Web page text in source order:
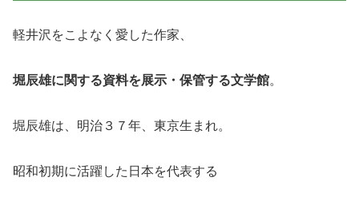
軽井沢をこよなく愛した作家、
堀辰雄に関する資料を展示・保管する文学館。
堀辰雄は、明治３７年、東京生まれ。
昭和初期に活躍した日本を代表する